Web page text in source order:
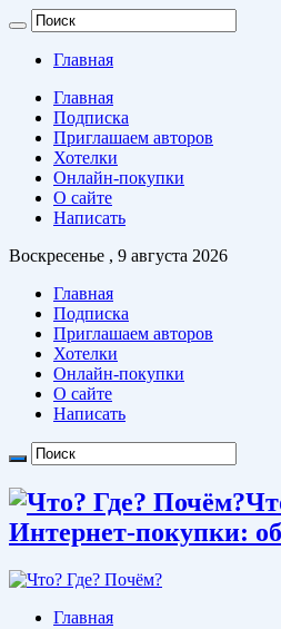
Главная
Главная
Подписка
Приглашаем авторов
Хотелки
Онлайн-покупки
О сайте
Написать
Воскресенье , 9 августа 2026
Главная
Подписка
Приглашаем авторов
Хотелки
Онлайн-покупки
О сайте
Написать
Интернет-покупки:
Главная